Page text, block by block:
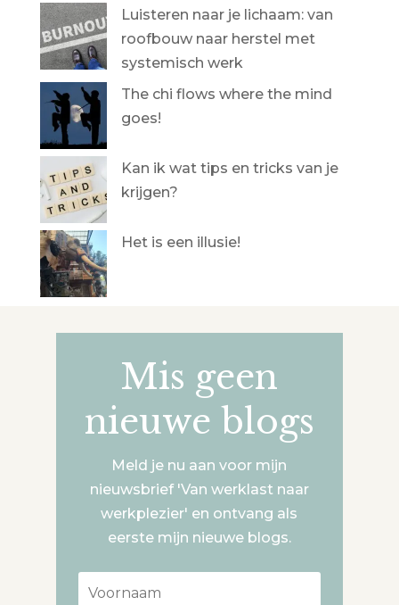
Luisteren naar je lichaam: van
roofbouw naar herstel met
systemisch werk
The chi flows where the mind
goes!
Kan ik wat tips en tricks van je
krijgen?
Het is een illusie!
Mis geen
nieuwe blogs
Meld je nu aan voor mijn
nieuwsbrief 'Van werklast naar
werkplezier' en ontvang als
eerste mijn nieuwe blogs.